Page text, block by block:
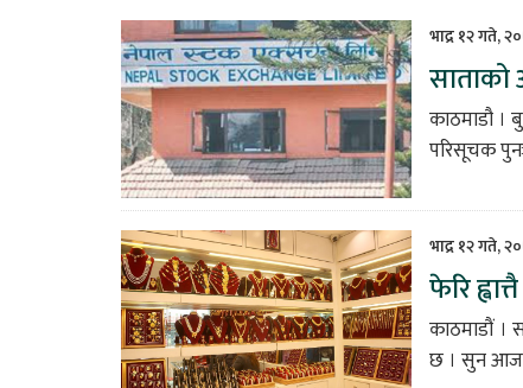
भाद्र १२ गते,
साताको
काठमाडौ ।
परिसूचक
भाद्र १२ गते,
फेरि
काठमाडौं ।
छ । सुन आज